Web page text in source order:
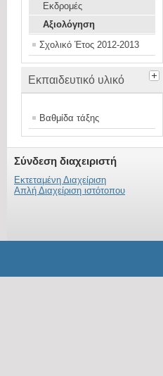
Εκδρομές
Αξιολόγηση
Σχολικό Έτος 2012-2013
Εκπαιδευτικό υλικό
Βαθμίδα τάξης
Σύνδεση διαχειριστή
Εκτεταμένη Διαχείριση
Απλή Διαχείριση ιστότοπου